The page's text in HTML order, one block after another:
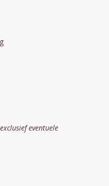
eventuele